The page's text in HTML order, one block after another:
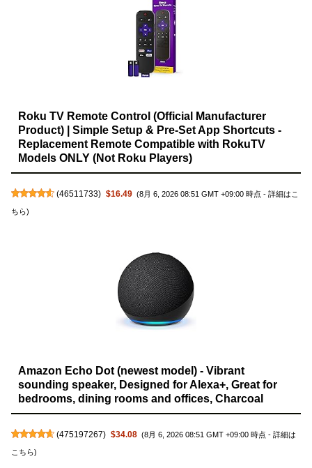
Roku TV Remote Control (Official Manufacturer
Product) | Simple Setup & Pre-Set App Shortcuts -
Replacement Remote Compatible with RokuTV
Models ONLY (Not Roku Players)
(46511733) $16.49 (8月 6, 2026 08:51 GMT +09:00 時点 -詳細はこ
ちら)
Amazon Echo Dot (newest model) - Vibrant
sounding speaker, Designed for Alexa+, Great for
bedrooms, dining rooms and offices, Charcoal
(475197267) $34.08 (8月 6, 2026 08:51 GMT +09:00 時点 -詳細は
こちら)